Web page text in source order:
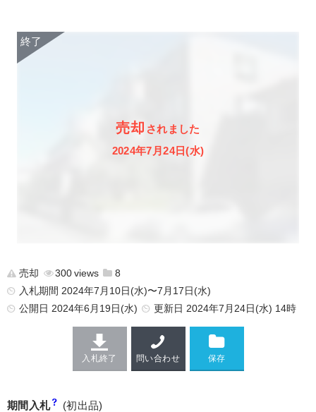
売却 されました
2024年7月24日(水)
売却 300
8
入札期間 2024年7月10日(水)〜7月17日(水)
公開日 2024年6月19日(水) 更新日 2024年7月24日(水) 14時
入札終了 問い合わせ
期間入札 (初出品)